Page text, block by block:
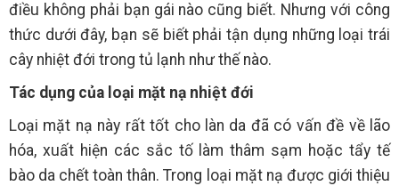
điều không phải bạn gái nào cũng biết. Nhưng với công
thức dưới đây, bạn sẽ biết phải tận dụng những loại trái
cây nhiệt đới trong tủ lạnh như thế nào.
Tác dụng của loại mặt nạ nhiệt đới
Loại mặt nạ này rất tốt cho làn da đã có vấn đề về lão
hóa, xuất hiện các sắc tố làm thâm sạm hoặc tẩy tế
bào da chết toàn thân. Trong loại mặt nạ được giới thiệu